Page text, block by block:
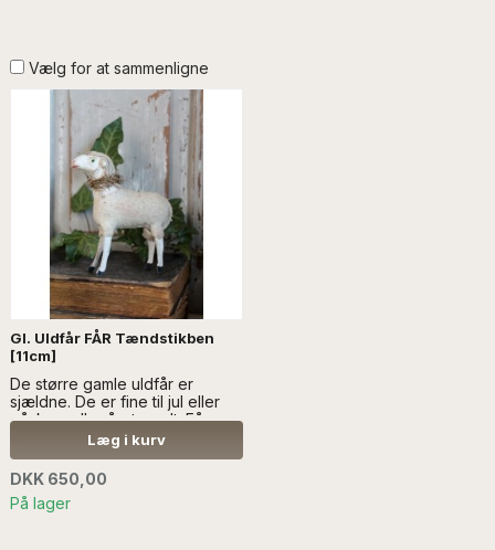
Vælg for at sammenligne
Gl. Uldfår FÅR Tændstikben
[11cm]
De større gamle uldfår er
sjældne. De er fine til jul eller
påske - eller året rundt. Fårene
er meget gamle, og
håndlavede....LÆS MERE
SÆLGES UDEN ANDEN
DEKORATION
Læg i kurv
DKK 650,00
På lager